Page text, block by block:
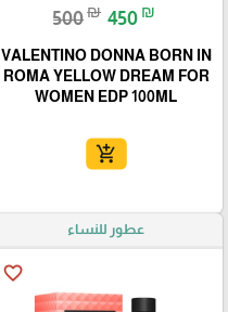
500₪ 450 ₪
VALENTINO DONNA BORN IN
ROMA YELLOW DREAM FOR
WOMEN EDP 100ML
add_shopping_cart
عطور للنساء
favorite_border